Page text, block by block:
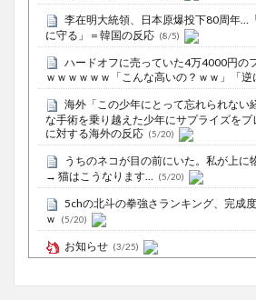
李在明大統領、日本原爆投下80周年…
に守る」＝韓国の反応 (8/5)
ハードオフに売っていた4万4000円の
ｗｗｗｗｗｗ「こんな高いの？ｗｗ」「逆
海外「この少年にとって忘れられない
な手術を乗り越えた少年にサプライズを
に対する海外の反応 (5/20)
うちのネコが目の前にいた。私が上に
→ 猫はこうなります… (5/20)
5chの北斗の拳強さランキング、完成
ｗ
(5/20)
お知らせ (3/25)